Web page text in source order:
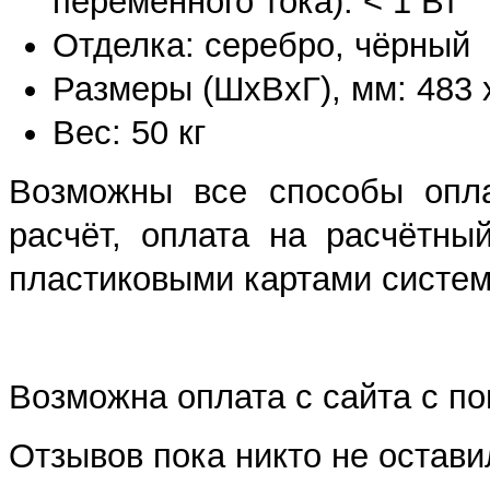
Отделка: серебро, чёрный
Размеры (ШхВхГ), мм: 483
Вес: 50 кг
Возможны все способы
расчёт, оплата на
пластиковыми картами
Возможна оплата с сайта с
Отзывов пока никто не